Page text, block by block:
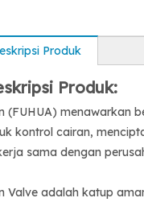
Produk
Produk:
(FUHUA) menawarkan
kontrol cairan,
sama dengan
Valve adalah katup